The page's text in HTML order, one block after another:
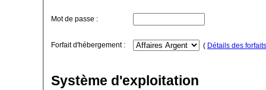
Mot de passe :
Forfait d'hébergement : ( Détails des forfaits
Système d'exploitation